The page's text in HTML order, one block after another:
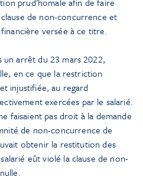
de non-concurrence et
versée à ce titre.
un arrêt du 23 mars 2022,
en ce que la restriction
injustifiée, au regard
exercées par le salarié.
faisaient pas droit à la demande
de non-concurrence de
obtenir la restitution des
eût violé la clause de non-